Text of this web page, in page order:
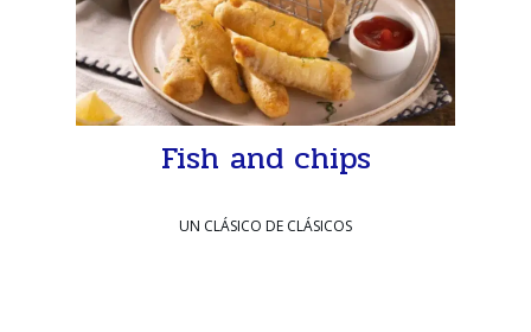
Fish and chips
UN CLÁSICO DE CLÁSICOS